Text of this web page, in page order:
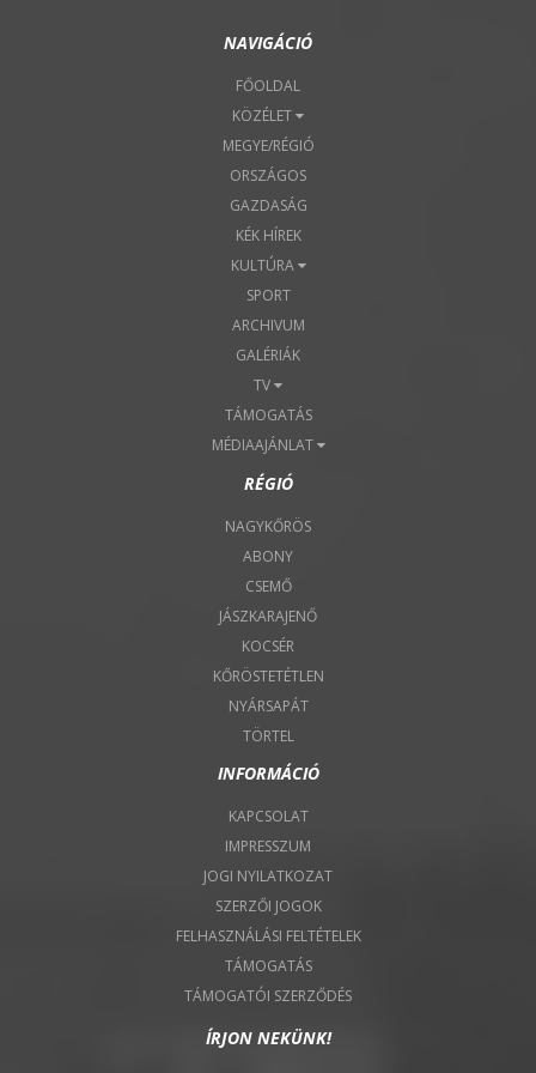
NAVIGÁCIÓ
FŐOLDAL
KÖZÉLET
MEGYE/RÉGIÓ
ORSZÁGOS
GAZDASÁG
KÉK HÍREK
KULTÚRA
SPORT
ARCHIVUM
GALÉRIÁK
TV
TÁMOGATÁS
MÉDIAAJÁNLAT
RÉGIÓ
NAGYKŐRÖS
ABONY
CSEMŐ
JÁSZKARAJENŐ
KOCSÉR
KŐRÖSTETÉTLEN
NYÁRSAPÁT
TÖRTEL
INFORMÁCIÓ
KAPCSOLAT
IMPRESSZUM
JOGI NYILATKOZAT
SZERZŐI JOGOK
FELHASZNÁLÁSI FELTÉTELEK
TÁMOGATÁS
TÁMOGATÓI SZERZŐDÉS
ÍRJON NEKÜNK!